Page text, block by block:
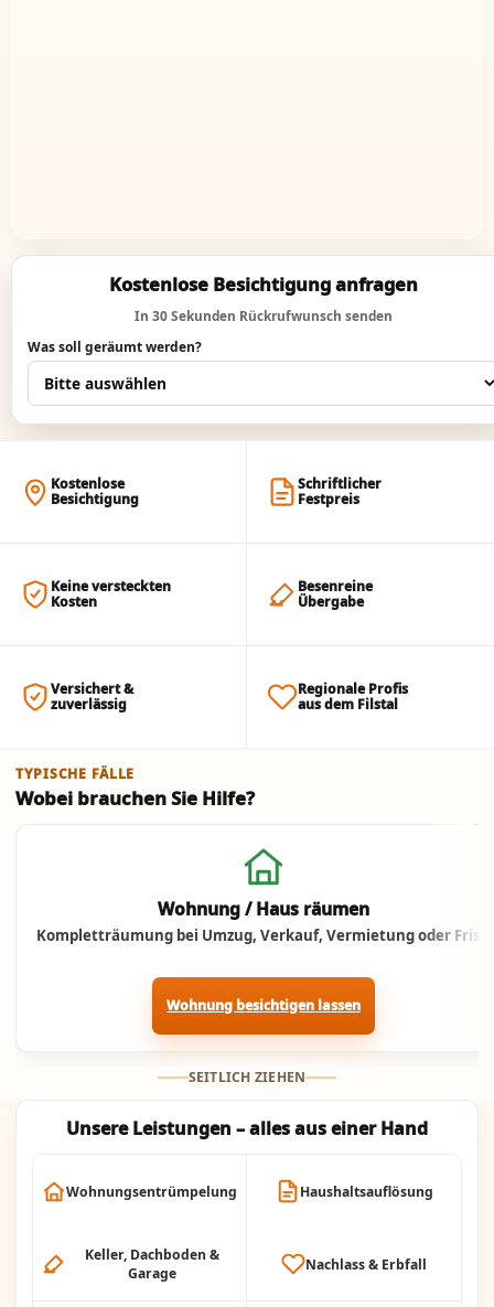
Kostenlose Besichtigung anfragen
In 30 Sekunden Rückrufwunsch senden
Was soll geräumt werden?
Jetzt anrufen
Kostenlose
Besichtigung
Schriftlicher
Festpreis
Keine versteckten
Kosten
Besenreine
Übergabe
Versichert &
zuverlässig
Regionale Profis
aus dem Filstal
TYPISCHE FÄLLE
Wobei brauchen Sie Hilfe?
Wohnung / Haus räumen
Kompletträumung bei Umzug, Verkauf, Vermietung oder Frist.
Wohnung besichtigen lassen
SEITLICH ZIEHEN
Unsere Leistungen – alles aus einer Hand
Wohnungsentrümpelung Haushaltsauflösung
Keller, Dachboden &
Garage
Nachlass & Erbfall